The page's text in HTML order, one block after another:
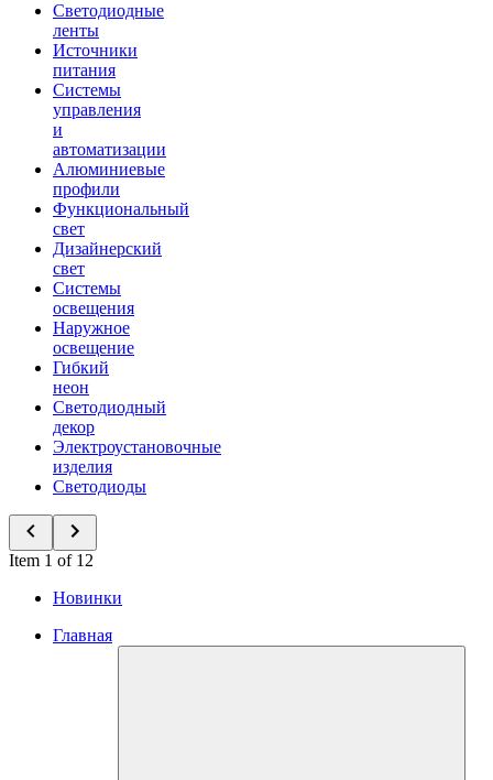
Светодиодные
ленты
Источники
питания
Системы
управления
и
автоматизации
Алюминиевые
профили
Функциональный
свет
Дизайнерский
свет
Системы
освещения
Наружное
освещение
Гибкий
неон
Светодиодный
декор
Электроустановочные
изделия
Светодиоды
Item 1 of 12
Новинки
Главная